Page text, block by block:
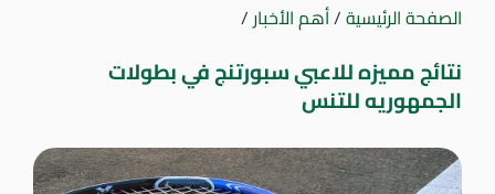
الصفحة الرئيسية/أهم الأخبار/
نتائج مميزه للاعبي سبورتنج في بطولات
الجمهوريه للتنس